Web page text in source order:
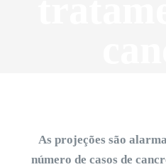
As projeções são
número de casos de